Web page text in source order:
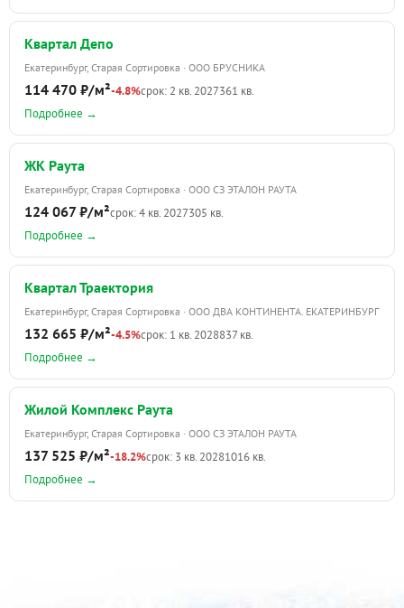
Квартал Депо
Екатеринбург, Старая Сортировка · ООО БРУСНИКА
114 470 ₽/м²-4.8%срок: 2 кв. 2027361 кв.
Подробнее →
ЖК Раута
Екатеринбург, Старая Сортировка · ООО СЗ ЭТАЛОН РАУТА
124 067 ₽/м²срок: 4 кв. 2027305 кв.
Подробнее →
Квартал Траектория
Екатеринбург, Старая Сортировка · ООО ДВА КОНТИНЕНТА. ЕКАТЕРИНБУРГ
132 665 ₽/м²-4.5%срок: 1 кв. 2028837 кв.
Подробнее →
Жилой Комплекс Раута
Екатеринбург, Старая Сортировка · ООО СЗ ЭТАЛОН РАУТА
137 525 ₽/м²-18.2%срок: 3 кв. 20281016 кв.
Подробнее →